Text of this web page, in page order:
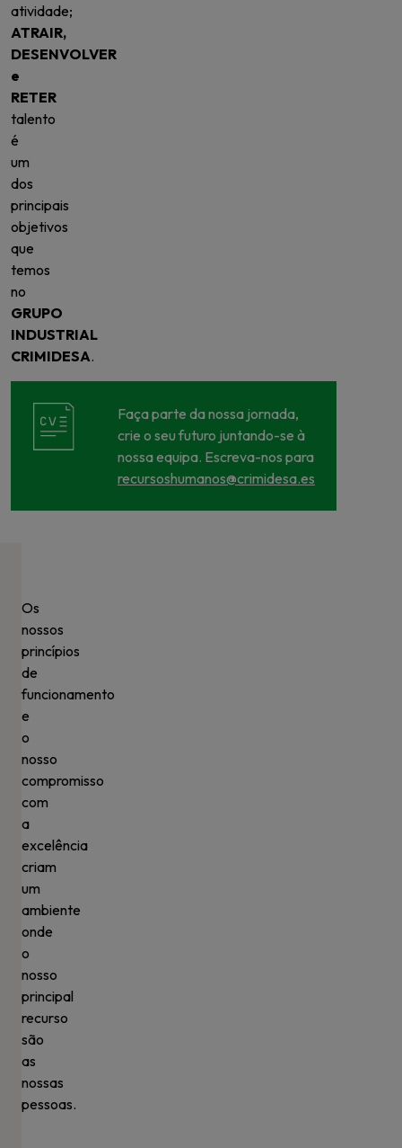
atividade;
ATRAIR,
DESENVOLVER
e
RETER
talento
é
um
dos
principais
objetivos
que
temos
no
GRUPO
INDUSTRIAL
CRIMIDESA.
Faça parte da nossa jornada,
crie o seu futuro juntando-se à
nossa equipa. Escreva-nos para
recursoshumanos@crimidesa.es
Os
nossos
princípios
de
funcionamento
e
o
nosso
compromisso
com
a
excelência
criam
um
ambiente
onde
o
nosso
principal
recurso
são
as
nossas
pessoas.